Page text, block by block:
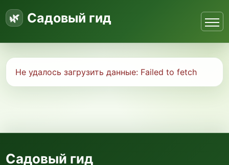
Садовый гид
Не удалось загрузить данные: Failed to fetch
Садовый гид